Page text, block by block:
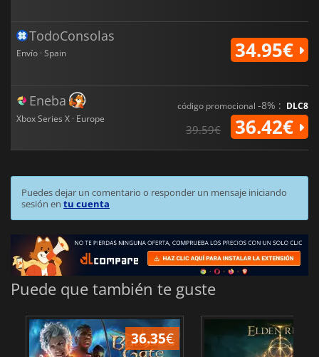
TodoConsolas
Envío · Spain 34.95€
Eneba
Xbox Series X · Europe
código promocional -8% : DLC8
39.59€ 36.42€
Puedes dejar un comentario o responder un mensaje iniciando
sesión en tu cuenta
Puede que también te guste
36.35€